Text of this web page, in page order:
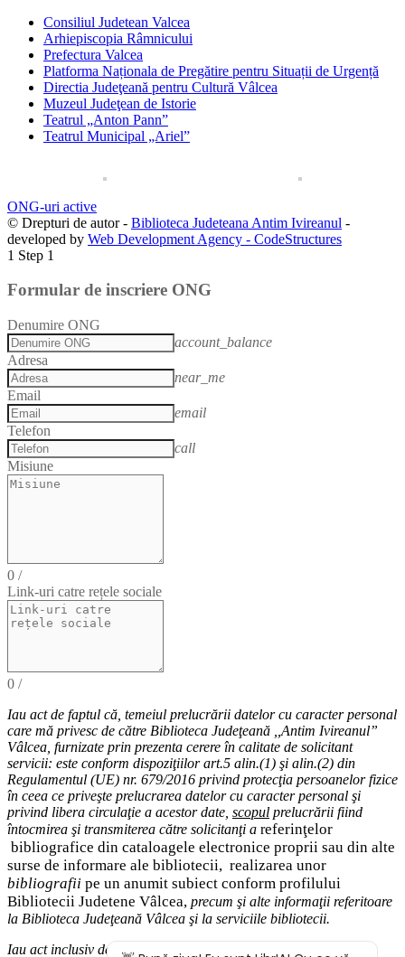
Consiliul Judetean Valcea
Arhiepiscopia Râmnicului
Prefectura Valcea
Platforma Naționala de Pregătire pentru Situații de Urgență
Directia Judeţeană pentru Cultură Vâlcea
Muzeul Judeţean de Istorie
Teatrul „Anton Pann”
Teatrul Municipal „Ariel”
ONG-uri active
© Drepturi de autor - Biblioteca Judeteana Antim Ivireanul -
developed by Web Development Agency - CodeStructures
1 Step 1
Formular de inscriere ONG
Denumire ONG
account_balance
Adresa
near_me
Email
email
Telefon
call
Misiune
0 /
Link-uri catre rețele sociale
0 /
Iau act de faptul că, temeiul prelucrării datelor cu caracter personal
care mă privesc de către Biblioteca Judeţeană ,,Antim Ivireanul”
Vâlcea, furnizate prin prezenta cerere în calitate de solicitant
servicii: este conform dispoziţiilor art.5 alin.(1) şi alin.(2) din
Regulamentul (UE) nr. 679/2016 privind protecţia persoanelor fizice
în ceea ce priveşte prelucrarea datelor cu caracter personal şi
privind libera circulaţie a acestor date scopul prelucrării fiind
întocmirea şi transmiterea către solicitanţi a referinţelor
bibliografice din cataloagele electronice proprii sau din alte
surse de informare ale bibliotecii, realizarea unor
bibliografii pe un anumit subiect conform profilului
Bibliotecii Judetene Vâlcea, precum şi alte informaţii referitoare
la Biblioteca Judeţeană Vâlcea şi la serviciile bibliotecii.
Iau act inclusiv de drepturile pe care le am (